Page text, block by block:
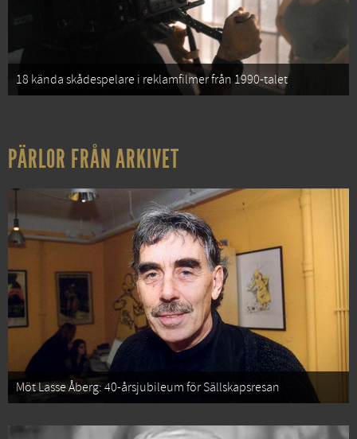
18 kända skådespelare i reklamfilmer från 1990-talet
PÄRLOR FRÅN ARKIVET
Möt Lasse Åberg: 40-årsjubileum för Sällskapsresan